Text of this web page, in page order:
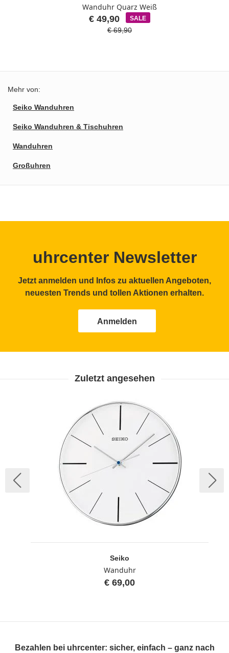
Wanduhr Quarz Weiß
€ 49,90 SALE
€ 69,90
Mehr von:
Seiko Wanduhren
Seiko Wanduhren & Tischuhren
Wanduhren
Großuhren
uhrcenter Newsletter
Jetzt anmelden und Infos zu aktuellen Angeboten,
neuesten Trends und tollen Aktionen erhalten.
Anmelden
Zuletzt angesehen
Seiko
Wanduhr
€ 69,00
Bezahlen bei uhrcenter: sicher, einfach – ganz nach